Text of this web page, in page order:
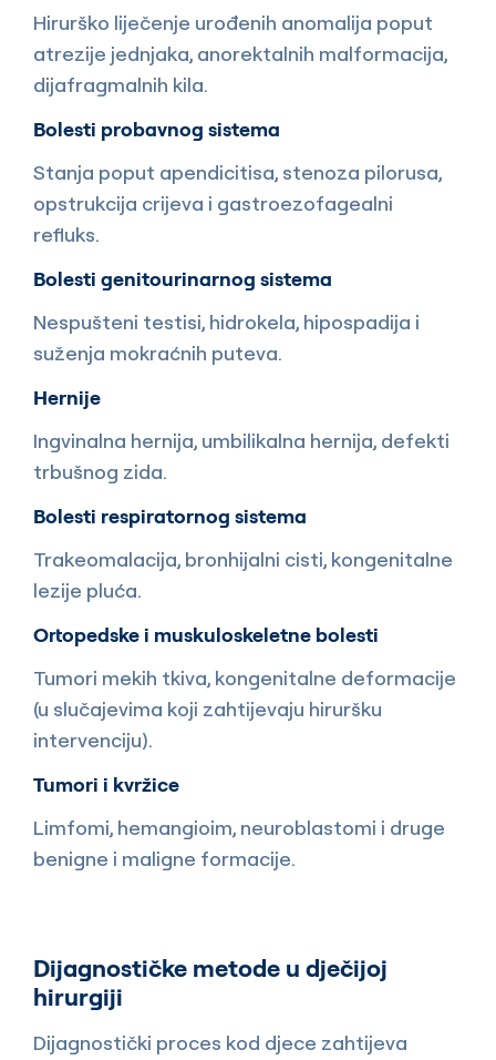
Hirurško liječenje urođenih anomalija poput
atrezije jednjaka, anorektalnih malformacija,
dijafragmalnih kila.
Bolesti probavnog sistema
Stanja poput apendicitisa, stenoza pilorusa,
opstrukcija crijeva i gastroezofagealni
refluks.
Bolesti genitourinarnog sistema
Nespušteni testisi, hidrokela, hipospadija i
suženja mokraćnih puteva.
Hernije
Ingvinalna hernija, umbilikalna hernija, defekti
trbušnog zida.
Bolesti respiratornog sistema
Trakeomalacija, bronhijalni cisti, kongenitalne
lezije pluća.
Ortopedske i muskuloskeletne bolesti
Tumori mekih tkiva, kongenitalne deformacije
(u slučajevima koji zahtijevaju hiruršku
intervenciju).
Tumori i kvržice
Limfomi, hemangioim, neuroblastomi i druge
benigne i maligne formacije.
Dijagnostičke metode u dječijoj
hirurgiji
Dijagnostički proces kod djece zahtijeva